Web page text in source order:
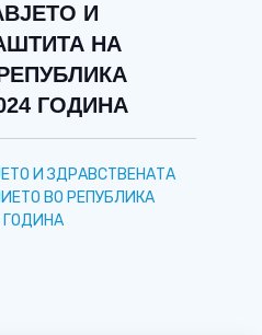
И
НА
ГОДИНА
И ЗДРАВСТВЕНАТА
ВО РЕПУБЛИКА
ГОДИНА